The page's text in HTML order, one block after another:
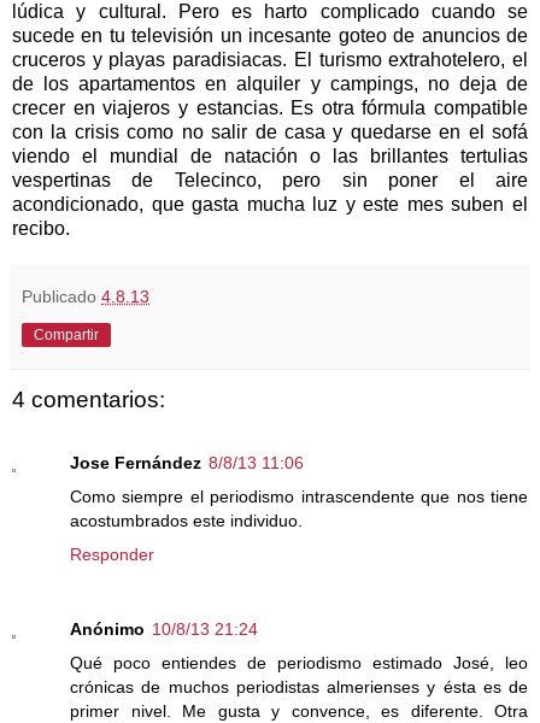
lúdica y cultural. Pero es harto complicado cuando se
sucede en tu televisión un incesante goteo de anuncios de
cruceros y playas paradisiacas. El turismo extrahotelero, el
de los apartamentos en alquiler y campings, no deja de
crecer en viajeros y estancias. Es otra fórmula compatible
con la crisis como no salir de casa y quedarse en el sofá
viendo el mundial de natación o las brillantes tertulias
vespertinas de Telecinco, pero sin poner el aire
acondicionado, que gasta mucha luz y este mes suben el
recibo.
Publicado 4.8.13
Compartir
4 comentarios:
Jose Fernández 8/8/13 11:06
Como siempre el periodismo intrascendente que nos tiene
acostumbrados este individuo.
Responder
Anónimo 10/8/13 21:24
Qué poco entiendes de periodismo estimado José, leo
crónicas de muchos periodistas almerienses y ésta es de
primer nivel. Me gusta y convence, es diferente. Otra